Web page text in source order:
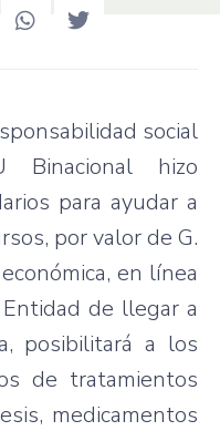
social
Binacional hizo
para ayudar a
por valor de G.
en línea
de llegar a
posibilitará a los
de tratamientos
medicamentos